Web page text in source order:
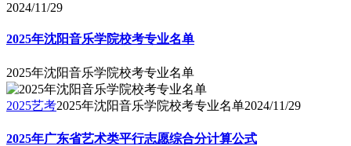
2024/11/29
2025年沈阳音乐学院校考专业名单
2025年沈阳音乐学院校考专业名单
2025艺考2025年沈阳音乐学院校考专业名单2024/11/29
2025年广东省艺术类平行志愿综合分计算公式